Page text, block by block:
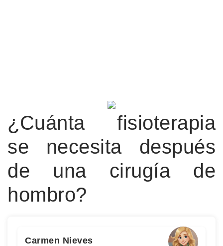
¿Cuánta fisioterapia
se necesita después
de una cirugía de
hombro?
Carmen Nieves